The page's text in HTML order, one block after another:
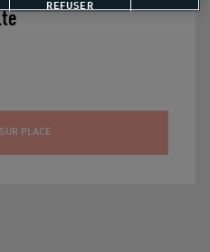
PLACE
REFUSER